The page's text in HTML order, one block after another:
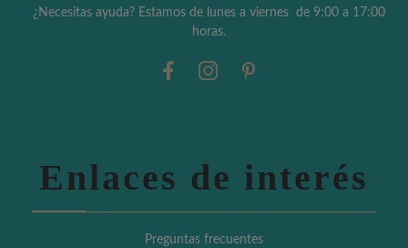
¿Necesitas ayuda? Estamos de lunes a viernes de 9:00 a 17:00
horas.
Enlaces de interés
Preguntas frecuentes